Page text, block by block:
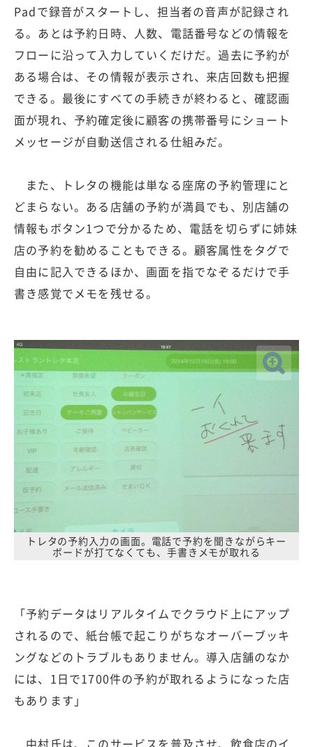
Padで録音がスタートし、担当者の音声が記録され
る。あとは予約日時、人数、電話番号などの情報を
フローに沿って入力していくだけだ。過去に予約が
ある場合は、その情報が表示され、来店回数も把握
できる。最後にすべての手続きが終わると、確認画
面が現れ、予約確定後に顧客の携帯番号にショート
メッセージが自動送信される仕組みだ。
また、トレタの機能は単なる座席の予約管理にと
どまらない。ある店舗の予約が満員でも、別店舗の
情報もボタン1つで分かるため、電話を切らずに姉妹
店の予約を勧めることもできる。顧客属性をタグで
自由に記入できるほか、画面を指でなぞるだけで手
書き感覚でメモを残せる。
トレタの予約入力の画面。電話で予約を聞きながらキー
ボードが打てなくても、手書きメモが取れる
「予約データはリアルタイムでクラウド上にアップ
されるので、紙台帳で起こりがちなオーバーブッキ
ングなどのトラブルもありません。導入店舗のなか
には、1日で1700件の予約が取れるようになった店
もあります」
中村氏は、このサービスを普及させ、飲食店のイ